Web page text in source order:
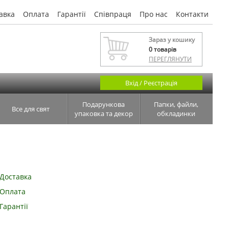
Оплата Гарантії Співпраця Про нас Контакти
Зараз у кошику
0товарів
ПЕРЕГЛЯНУТИ
Вхід / Реєстрація
Все для свят
Подарункова
упаковка та декор
Папки, файли,
обкладинки
Доставка
Оплата
Гарантії